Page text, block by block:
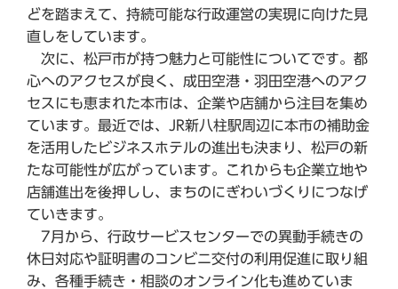
どを踏まえて、持続可能な行政運営の実現に向けた見
直しをしています。
次に、松戸市が持つ魅力と可能性についてです。都
心へのアクセスが良く、成田空港・羽田空港へのアク
セスにも恵まれた本市は、企業や店舗から注目を集め
ています。最近では、JR新八柱駅周辺に本市の補助金
を活用したビジネスホテルの進出も決まり、松戸の新
たな可能性が広がっています。これからも企業立地や
店舗進出を後押しし、まちのにぎわいづくりにつなげ
ていきます。
7月から、行政サービスセンターでの異動手続きの
休日対応や証明書のコンビニ交付の利用促進に取り組
み、各種手続き・相談のオンライン化も進めていま